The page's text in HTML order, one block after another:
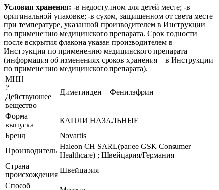
Условия хранения: -в недоступном для детей месте; -в
оригинальной упаковке; -в сухом, защищенном от света месте
при температуре, указанной производителем в Инструкции
по применению медицинского препарата. Срок годности
после вскрытия флакона указан производителем в
Инструкции по применению медицинского препарата
(информация об изменениях сроков хранения – в Инструкции
по применению медицинского препарата).
МНН
?
Действующее
вещество
Диметинден + Фенилэфрин
Форма
выпуска
КАПЛИ НАЗАЛЬНЫЕ
Бренд
Novartis
Производитель
Haleon CH SARL(ранее GSK Consumer
Healthcare) ; Швейцария/Германия
Страна
происхождения
Швейцария
Способ